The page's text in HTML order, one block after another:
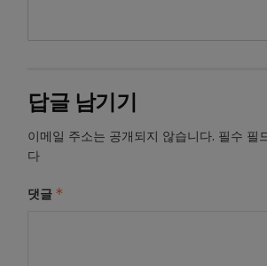
답글 남기기
이메일 주소는 공개되지 않습니다. 필수 필
다
댓글 *